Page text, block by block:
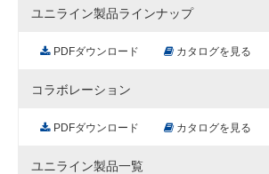
ユニライン製品ラインナップ
PDFダウンロード カタログを見る
コラボレーション
PDFダウンロード カタログを見る
ユニライン製品一覧